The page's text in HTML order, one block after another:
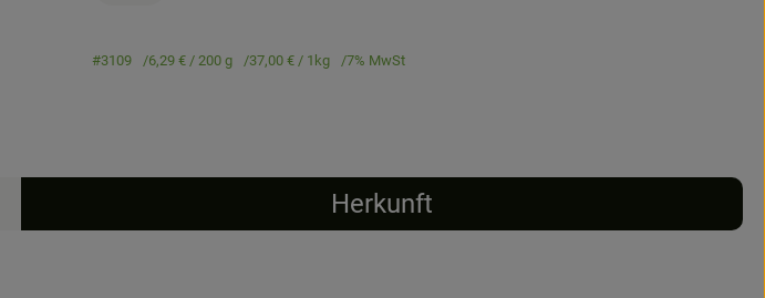
#3109 6,29 € / 200 g 37,00 € / 1kg 7% MwSt
Herkunft